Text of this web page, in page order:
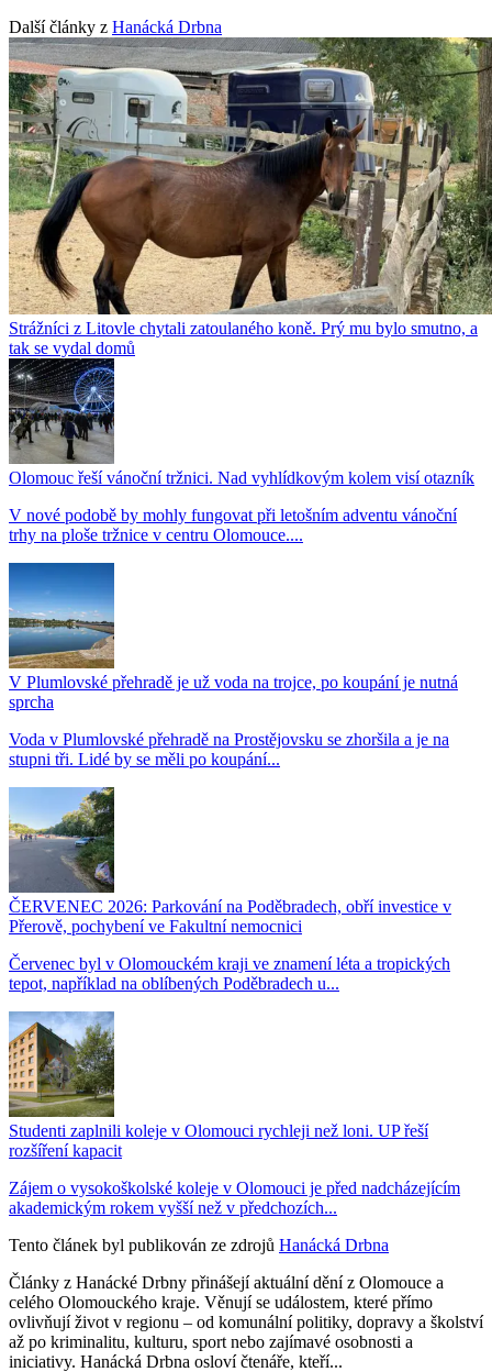
Další články z Hanácká Drbna
Strážníci z Litovle chytali zatoulaného koně. Prý mu bylo smutno, a
tak se vydal domů
Olomouc řeší vánoční tržnici. Nad vyhlídkovým kolem visí otazník
V nové podobě by mohly fungovat při letošním adventu vánoční
trhy na ploše tržnice v centru Olomouce....
V Plumlovské přehradě je už voda na trojce, po koupání je nutná
sprcha
Voda v Plumlovské přehradě na Prostějovsku se zhoršila a je na
stupni tři. Lidé by se měli po koupání...
ČERVENEC 2026: Parkování na Poděbradech, obří investice v
Přerově, pochybení ve Fakultní nemocnici
Červenec byl v Olomouckém kraji ve znamení léta a tropických
tepot, například na oblíbených Poděbradech u...
Studenti zaplnili koleje v Olomouci rychleji než loni. UP řeší
rozšíření kapacit
Zájem o vysokoškolské koleje v Olomouci je před nadcházejícím
akademickým rokem vyšší než v předchozích...
Tento článek byl publikován ze zdrojů Hanácká Drbna
Články z Hanácké Drbny přinášejí aktuální dění z Olomouce a
celého Olomouckého kraje. Věnují se událostem, které přímo
ovlivňují život v regionu – od komunální politiky, dopravy a školství
až po kriminalitu, kulturu, sport nebo zajímavé osobnosti a
iniciativy. Hanácká Drbna osloví čtenáře, kteří...